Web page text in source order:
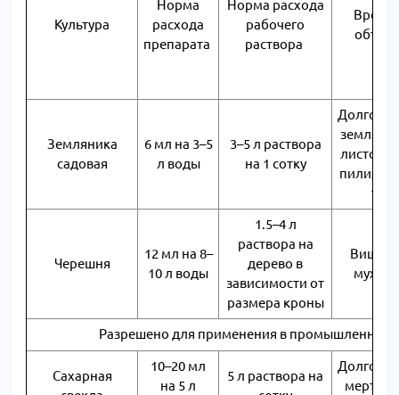
Культура
Норма
расхода
препарата
Норма расхода
рабочего
раствора
Земляника
садовая
6 мл на 3–5
л воды
3–5 л раствора
на 1 сотку
тля
Черешня
12 мл на 8–
10 л воды
1.5–4 л
раствора на
дерево в
зависимости от
размера кроны
муха,
Разрешено для применения в промышленном
Сахарная
10–20 мл
на 5 л
5 л раствора на